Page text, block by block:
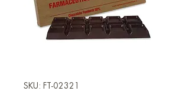
SKU: FT-02321